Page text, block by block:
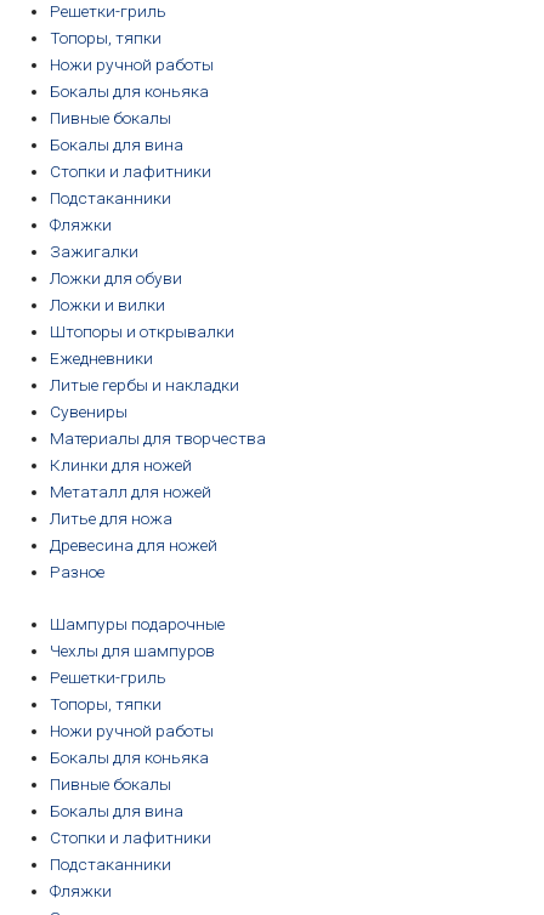
Решетки-гриль
Топоры, тяпки
Ножи ручной работы
Бокалы для коньяка
Пивные бокалы
Бокалы для вина
Стопки и лафитники
Подстаканники
Фляжки
Зажигалки
Ложки для обуви
Ложки и вилки
Штопоры и открывалки
Ежедневники
Литые гербы и накладки
Сувениры
Материалы для творчества
Клинки для ножей
Метаталл для ножей
Литье для ножа
Древесина для ножей
Разное
Шампуры подарочные
Чехлы для шампуров
Решетки-гриль
Топоры, тяпки
Ножи ручной работы
Бокалы для коньяка
Пивные бокалы
Бокалы для вина
Стопки и лафитники
Подстаканники
Фляжки